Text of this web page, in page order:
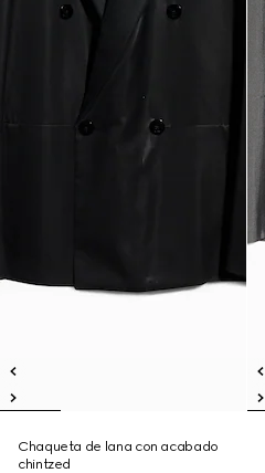
Chaqueta de lana con acabado
chintzed